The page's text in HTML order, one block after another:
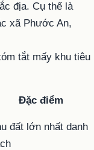
địa. Cụ thể là
xã Phước An,
tắt mấy khu tiêu
Đặc điểm
đất lớn nhất danh